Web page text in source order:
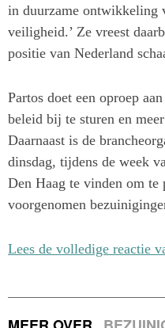
in duurzame ontwikkeling
veiligheid.’ Ze vreest
positie van Nederland
Partos doet een oproep
beleid bij te sturen en
Daarnaast is de
dinsdag, tijdens de week
Den Haag te vinden om te
voorgenomen
Lees de volledige reactie